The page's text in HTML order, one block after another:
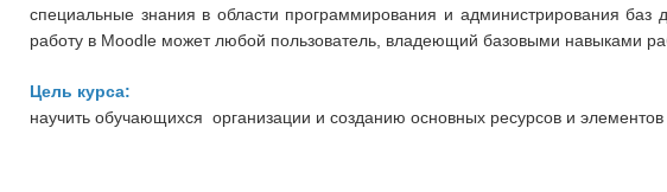
специальные знания в области программирования и администрирования баз
работу в Moodle может любой пользователь, владеющий базовыми навыками
Цель курса:
научить обучающихся организации и созданию основных ресурсов и